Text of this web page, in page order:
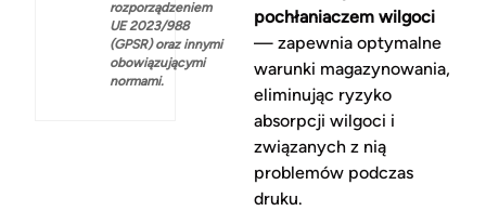
rozporządzeniem
UE 2023/988
(GPSR) oraz innymi
obowiązującymi
normami.
pochłaniaczem wilgoci
— zapewnia optymalne
warunki magazynowania,
eliminując ryzyko
absorpcji wilgoci i
związanych z nią
problemów podczas
druku.